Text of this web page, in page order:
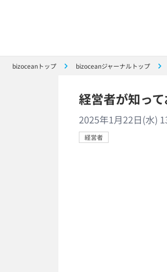
bizoceanトップ bizoceanジャーナルトップ
経営者が知っ
2025年1月22日(水)
経営者